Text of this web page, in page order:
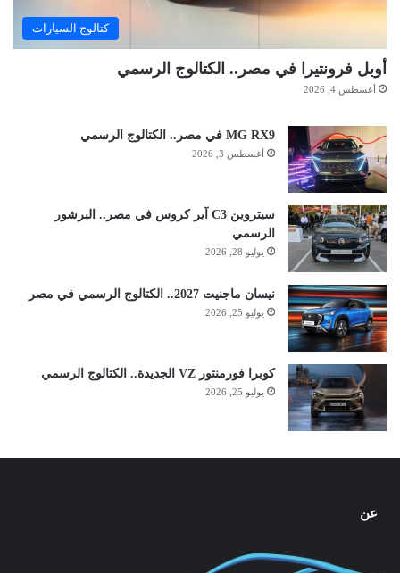
كتالوج السيارات
أوبل فرونتيرا في مصر.. الكتالوج الرسمي
أغسطس 4, 2026
MG RX9 في مصر.. الكتالوج الرسمي
أغسطس 3, 2026
سيتروين C3 آير كروس في مصر.. البرشور
الرسمي
يوليو 28, 2026
نيسان ماجنيت 2027.. الكتالوج الرسمي في مصر
يوليو 25, 2026
كوبرا فورمنتور VZ الجديدة.. الكتالوج الرسمي
يوليو 25, 2026
عن